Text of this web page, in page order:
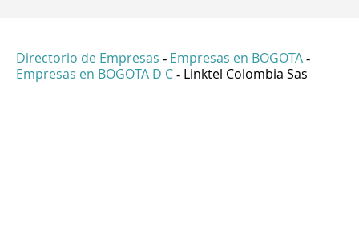
Directorio de Empresas - Empresas en BOGOTA -
Empresas en BOGOTA D C - Linktel Colombia Sas